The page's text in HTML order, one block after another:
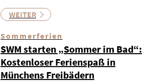
WEITER
Sommerferien
SWM starten „Sommer im Bad“:
Kostenloser Ferienspaß in
Münchens Freibädern